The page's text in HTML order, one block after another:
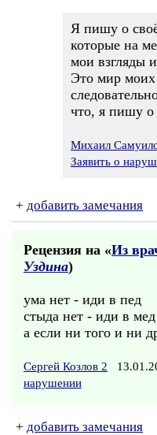
Я пишу о
которые на
мои взгляды
Это мир моих
что, я пишу о
Михаил
Заявить о
+ добавить замечания
Рецензия на «Из
Уздина)
ума нет - иди в пед
стыда нет - иди в мед
а если ни того и ни
Сергей Козлов 2
нарушении
+ добавить замечания